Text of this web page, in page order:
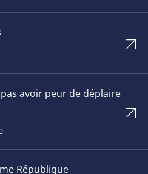
avoir peur de déplaire
République